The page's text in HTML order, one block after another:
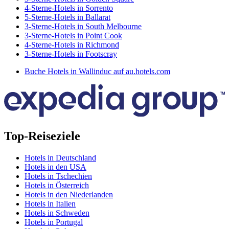
4-Sterne-Hotels in Sorrento
5-Sterne-Hotels in Ballarat
3-Sterne-Hotels in South Melbourne
3-Sterne-Hotels in Point Cook
4-Sterne-Hotels in Richmond
3-Sterne-Hotels in Footscray
Buche Hotels in Wallinduc auf au.hotels.com
Top-Reiseziele
Hotels in Deutschland
Hotels in den USA
Hotels in Tschechien
Hotels in Österreich
Hotels in den Niederlanden
Hotels in Italien
Hotels in Schweden
Hotels in Portugal